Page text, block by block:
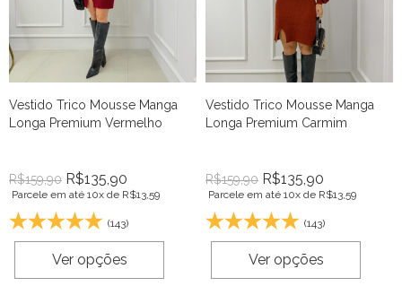
Vestido Trico Mousse Manga
Longa Premium Vermelho
R$159,90 R$135,90
Parcele em até 10x de R$13,59
(143)
Ver opções
Vestido Trico Mousse Manga
Longa Premium Carmim
R$159,90 R$135,90
Parcele em até 10x de R$13,59
(143)
Ver opções